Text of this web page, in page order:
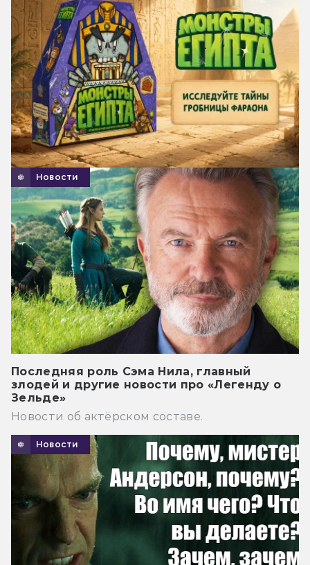
Новости
Последняя роль Сэма Нила, главный
злодей и другие новости про «Легенду о
Зельде»
Новости об актёрском составе.
Новости